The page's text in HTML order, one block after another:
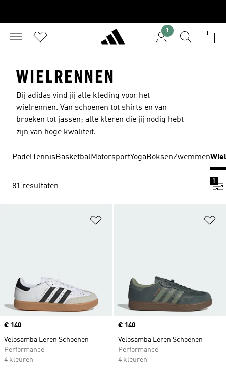
1
WIELRENNEN
Bij adidas vind jij alle kleding voor het
wielrennen. Van schoenen tot shirts en van
broeken tot jassen; alle kleren die jij nodig hebt
zijn van hoge kwaliteit.
Padel TennisBasketbalMotorsportYogaBoksenZwemmen
81 resultaten
1
Price
€ 140
Velosamba Leren Schoenen
Performance
4 kleuren
Price
€ 140
Velosamba Leren Schoenen
Performance
4 kleuren